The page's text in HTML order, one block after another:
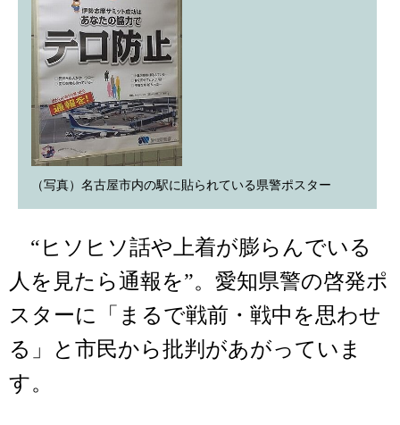
（写真）名古屋市内の駅に貼られている県警ポスター
“ヒソヒソ話や上着が膨らんでいる
人を見たら通報を”。愛知県警の啓発ポ
スターに「まるで戦前・戦中を思わせ
る」と市民から批判があがっていま
す。